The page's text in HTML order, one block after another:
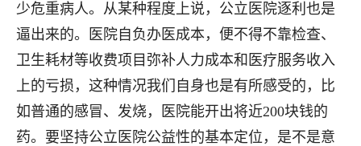
少危重病人。从某种程度上说，公立医院逐利也是
逼出来的。医院自负办医成本，便不得不靠检查、
卫生耗材等收费项目弥补人力成本和医疗服务收入
上的亏损，这种情况我们自身也是有所感受的，比
如普通的感冒、发烧，医院能开出将近200块钱的
药。要坚持公立医院公益性的基本定位，是不是意